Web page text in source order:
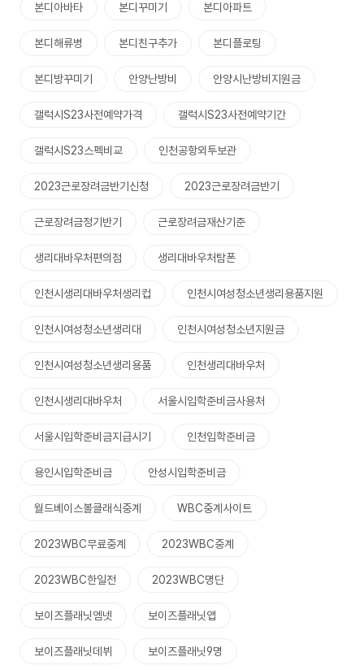
본디아바타 본디꾸미기 본디아파트
본디해류병 본디친구추가 본디플로팅
본디방꾸미기 안양난방비 안양시난방비지원금
갤럭시S23사전예약가격 갤럭시S23사전예약기간
갤럭시S23스펙비교 인천공항외투보관
2023근로장려금반기신청 2023근로장려금반기
근로장려금정기반기 근로장려금재산기준
생리대바우처편의점 생리대바우처탐폰
인천시생리대바우처생리컵 인천시여성청소년생리용품지원
인천시여성청소년생리대 인천시여성청소년지원금
인천시여성청소년생리용품 인천생리대바우처
인천시생리대바우처 서울시입학준비금사용처
서울시입학준비금지급시기 인천입학준비금
용인시입학준비금 안성시입학준비금
월드베이스볼클래식중계 WBC중계사이트
2023WBC무료중계 2023WBC중계
2023WBC한일전 2023WBC명단
보이즈플래닛엠넷 보이즈플래닛앱
보이즈플래닛데뷔 보이즈플래닛9명